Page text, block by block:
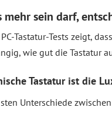
mehr sein darf,
Tastatur-Tests zeigt,
wie gut die Tastatur
Tastatur ist die
Unterschiede